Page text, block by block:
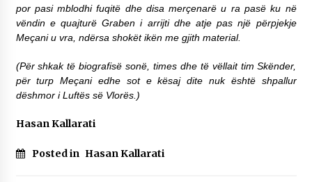
por pasi mblodhi fuqitë dhe disa merçenarë u ra pasë ku në
vëndin e quajturë Graben i arrijti dhe atje pas një përpjekje
Meçani u vra, ndërsa shokët ikën me gjith material.
(Për shkak të biografisë sonë, times dhe të vëllait tim Skënder,
për turp Meçani edhe sot e kësaj dite nuk është shpallur
dëshmor i Luftës së Vlorës.)
Hasan Kallarati
Posted in Hasan Kallarati